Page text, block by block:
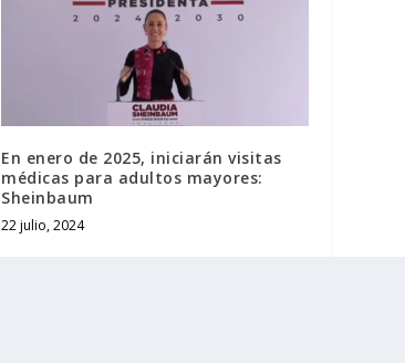
En enero de 2025, iniciarán visitas
médicas para adultos mayores:
Sheinbaum
22 julio, 2024